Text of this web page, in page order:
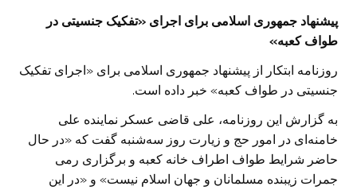
پیشنهاد جمهوری اسلامی برای اجرای «تفکیک جنسیتی در
طواف کعبه»
روزنامه ابتکار از پیشنهاد جمهوری اسلامی برای «اجرای تفکیک
جنسیتی در طواف کعبه» خبر داده است.
به گزارش این روزنامه، علی قاضی عسکر نماینده علی
خامنه‌ای در امور حج و زیارت روز سه‌شنبه گفت که «در حال
حاضر شرایط طواف اطراف خانه کعبه و برگزاری رمی
جمرات زیبنده مسلمانان و جهان اسلام نیست» و «در این